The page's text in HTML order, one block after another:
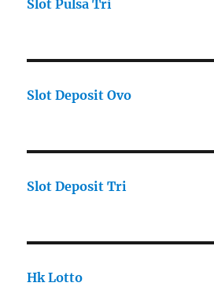
Slot Pulsa Tri
Slot Deposit Ovo
Slot Deposit Tri
Hk Lotto